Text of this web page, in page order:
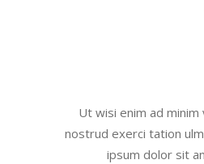
Ut wisi enim ad minim
nostrud exerci tation
ipsum dolor sit